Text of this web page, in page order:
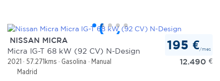
NISSAN MICRA
Micra IG-T 68 kW (92 CV) N-Design
2021 57.271kms Gasolina
Manual
Madrid
195 €/mes
12.490 €